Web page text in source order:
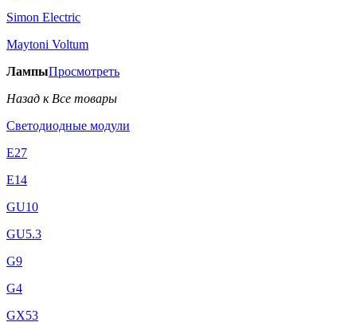
Simon Electric
Maytoni Voltum
ЛампыПросмотреть
Назад к Все товары
Светодиодные модули
E27
E14
GU10
GU5.3
G9
G4
GX53